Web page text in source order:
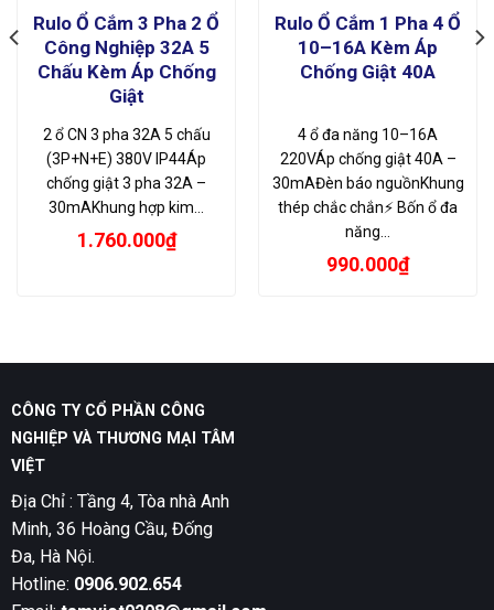
Rulo Ổ Cắm 3 Pha 2 Ổ
Công Nghiệp 32A 5
Chấu Kèm Áp Chống
Giật
2 ổ CN 3 pha 32A 5 chấu
(3P+N+E) 380V IP44Áp
chống giật 3 pha 32A –
30mAKhung hợp kim…
1.760.000₫
Rulo Ổ Cắm 1 Pha 4 Ổ
10–16A Kèm Áp
Chống Giật 40A
4 ổ đa năng 10–16A
220VÁp chống giật 40A –
30mAĐèn báo nguồnKhung
thép chắc chắn⚡ Bốn ổ đa
năng…
990.000₫
CÔNG TY CỔ PHẦN CÔNG
NGHIỆP VÀ THƯƠNG MẠI TÂM
VIỆT
Địa Chỉ : Tầng 4, Tòa nhà Anh
Minh, 36 Hoàng Cầu, Đống
Đa, Hà Nội.
Hotline: 0906.902.654